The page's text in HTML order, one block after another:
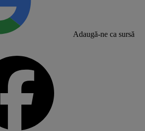
Adaugă-ne ca sursă